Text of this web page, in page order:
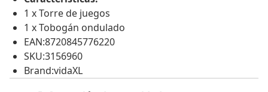
1 x Torre de juegos
1 x Tobogán ondulado
EAN:8720845776220
SKU:3156960
Brand:vidaXL